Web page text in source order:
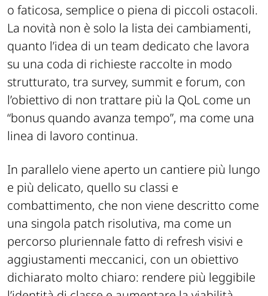
che determinano se un’esperienza è piacevole
o faticosa, semplice o piena di piccoli ostacoli.
La novità non è solo la lista dei cambiamenti,
quanto l’idea di un team dedicato che lavora
su una coda di richieste raccolte in modo
strutturato, tra survey, summit e forum, con
l’obiettivo di non trattare più la QoL come un
“bonus quando avanza tempo”, ma come una
In parallelo viene aperto un cantiere più lungo
e più delicato, quello su classi e
combattimento, che non viene descritto come
una singola patch risolutiva, ma come un
percorso pluriennale fatto di refresh visivi e
aggiustamenti meccanici, con un obiettivo